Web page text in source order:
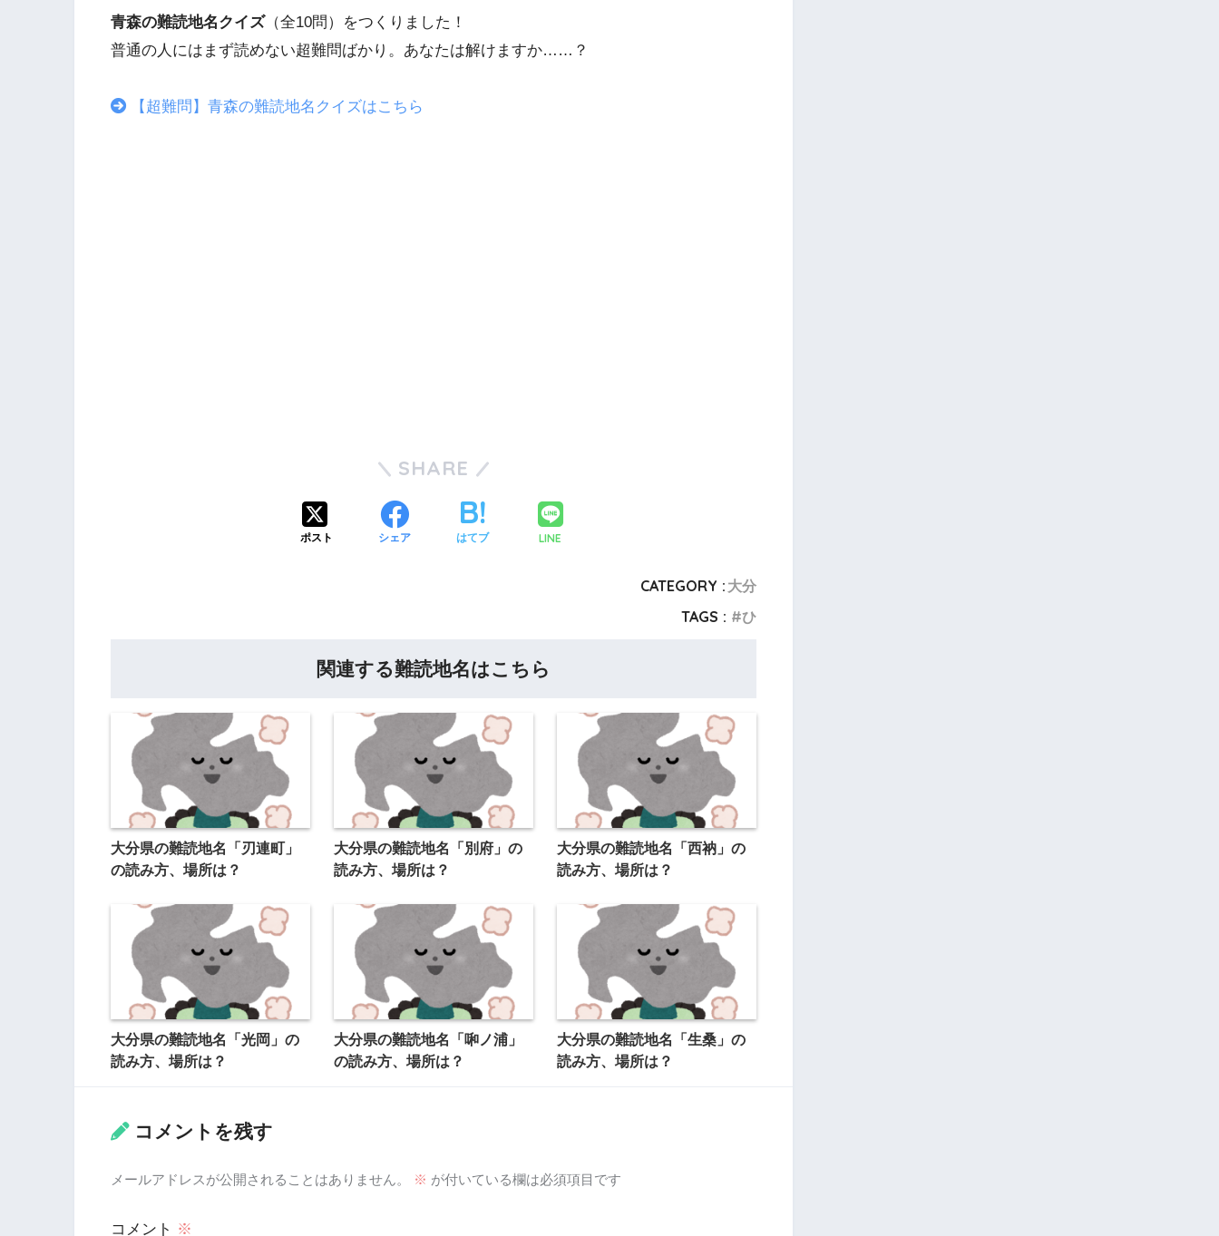
青森の難読地名クイズ（全10問）をつくりました！
普通の人にはまず読めない超難問ばかり。あなたは解けますか……？
【超難問】青森の難読地名クイズはこちら
SHARE
ポスト シェア はてブ LINE
CATEGORY : 大分
TAGS :
ひ
関連する難読地名はこちら
大分県の難読地名「刃連町」
の読み方、場所は？
大分県の難読地名「別府」の
読み方、場所は？
大分県の難読地名「西衲」の
読み方、場所は？
大分県の難読地名「光岡」の
読み方、場所は？
大分県の難読地名「啝ノ浦」
の読み方、場所は？
大分県の難読地名「生桑」の
読み方、場所は？
コメントを残す
メールアドレスが公開されることはありません。 ※ が付いている欄は必須項目です
コメント ※